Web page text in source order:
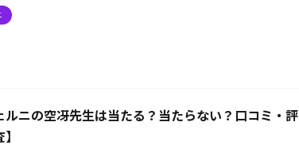
ルニの空冴先生は当たる？当たらない？口コミ・評